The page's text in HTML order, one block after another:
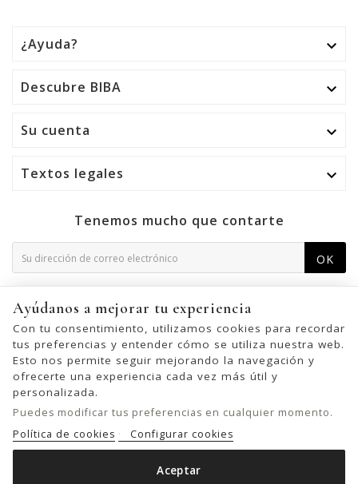
¿Ayuda? 
Descubre BIBA 
Su cuenta 
Textos legales 
Tenemos mucho que contarte
OK
consulte nuestra información de contacto en el aviso legal.
Ayúdanos a mejorar tu experiencia
Con tu consentimiento, utilizamos cookies para recordar
tus preferencias y entender cómo se utiliza nuestra web.
Esto nos permite seguir mejorando la navegación y
ofrecerte una experiencia cada vez más útil y
personalizada.
Puedes modificar tus preferencias en cualquier momento.
Política de cookies
Configurar cookies
Aceptar
© 2026 - United Bags Company S.L. - Todos los derechos reservados.
Inscrita en el Registro Mercantil de Barcelona, Tomo 33286, Libro 228637,
Folio 0083, Sección general, Inscripción 1ª